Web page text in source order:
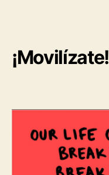
¡Movilízate!